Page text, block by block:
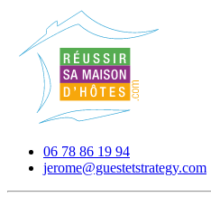
06 78 86 19 94
jerome@guestetstrategy.com